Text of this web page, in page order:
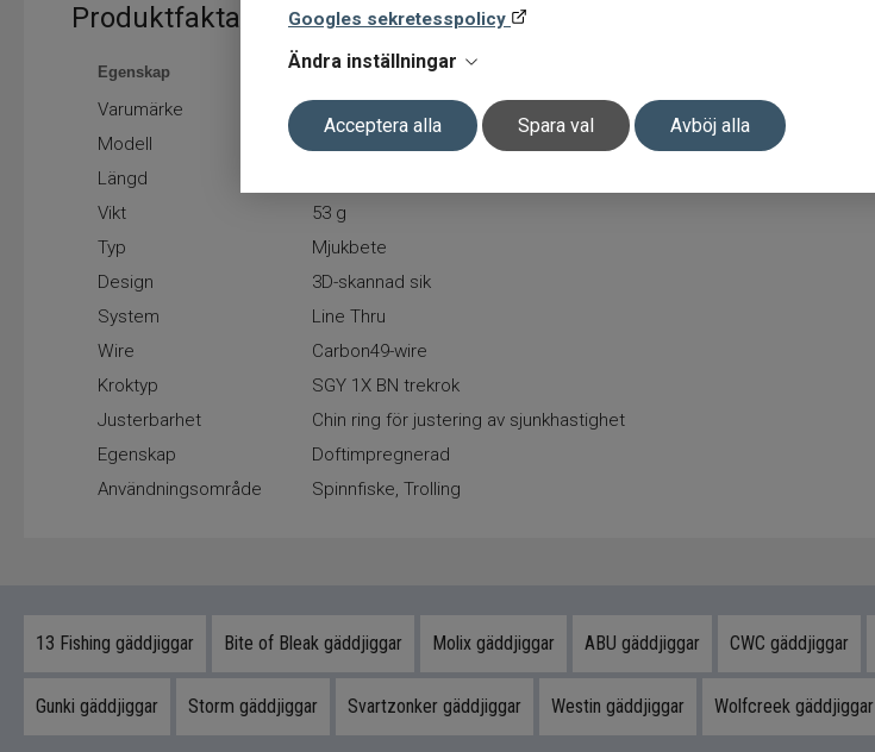
Googles sekretesspolicy
Ändra inställningar
Acceptera alla Spara val Avböj alla
Produktfakta
Egenskap Värde
Varumärke
Modell
3D Line Thru Whitefish MS
Längd
Vikt
53 g
Typ
Mjukbete
Design
3D-skannad sik
System
Line Thru
Wire
Carbon49-wire
Kroktyp
SGY 1X BN trekrok
Justerbarhet
Chin ring för justering av sjunkhastighet
Egenskap
Doftimpregnerad
Användningsområde
Spinnfiske, Trolling
13 Fishing gäddjiggar Bite of Bleak gäddjiggar Molix gäddjiggar ABU gäddjiggar CWC gäddjiggar
Gunki gäddjiggar Storm gäddjiggar Svartzonker gäddjiggar Westin gäddjiggar Wolfcreek gäddjiggar